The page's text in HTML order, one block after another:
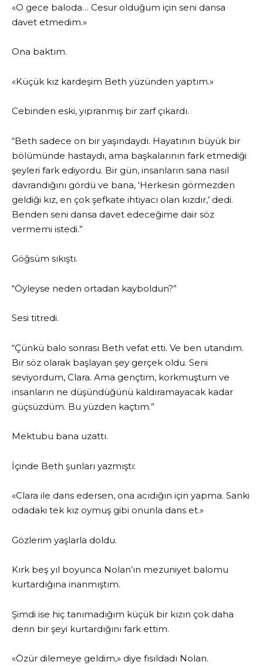
«O gece baloda… Cesur olduğum için seni dansa
davet etmedim.»
Ona baktım.
«Küçük kız kardeşim Beth yüzünden yaptım.»
Cebinden eski, yıpranmış bir zarf çıkardı.
“Beth sadece on bir yaşındaydı. Hayatının büyük bir
bölümünde hastaydı, ama başkalarının fark etmediği
şeyleri fark ediyordu. Bir gün, insanların sana nasıl
davrandığını gördü ve bana, ‘Herkesin görmezden
geldiği kız, en çok şefkate ihtiyacı olan kızdır,’ dedi.
Benden seni dansa davet edeceğime dair söz
vermemi istedi.”
Göğsüm sıkıştı.
“Öyleyse neden ortadan kayboldun?”
Sesi titredi.
“Çünkü balo sonrası Beth vefat etti. Ve ben utandım.
Bir söz olarak başlayan şey gerçek oldu. Seni
seviyordum, Clara. Ama gençtim, korkmuştum ve
insanların ne düşündüğünü kaldıramayacak kadar
güçsüzdüm. Bu yüzden kaçtım.”
Mektubu bana uzattı.
İçinde Beth şunları yazmıştı:
«Clara ile dans edersen, ona acıdığın için yapma. Sanki
odadaki tek kız oymuş gibi onunla dans et.»
Gözlerim yaşlarla doldu.
Kırk beş yıl boyunca Nolan’ın mezuniyet balomu
kurtardığına inanmıştım.
Şimdi ise hiç tanımadığım küçük bir kızın çok daha
derin bir şeyi kurtardığını fark ettim.
«Özür dilemeye geldim,» diye fısıldadı Nolan.